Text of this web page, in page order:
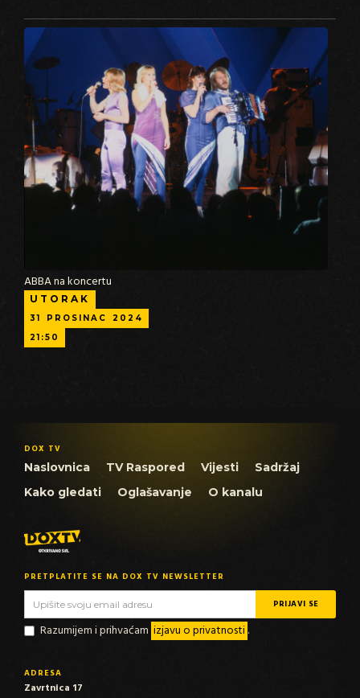
ABBA na koncertu
UTORAK
31 PROSINAC
2024
21:50
DOX TV
Naslovnica TV Raspored Vijesti
Sadržaj
Kako gledati
Oglašavanje O kanalu
PRETPLATITE SE NA DOX TV NEWSLETTER
Razumijem i prihvaćam izjavu o privatnosti.
ADRESA
Zavrtnica 17